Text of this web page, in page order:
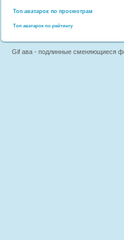
Топ аватарок по просмотрам
Топ аватарок по рейтингу
Gif ава - подлинные сменяющиеся